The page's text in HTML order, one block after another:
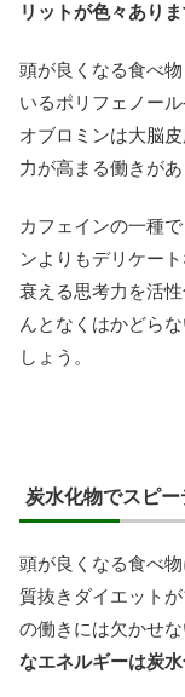
リットが色々ありま
頭が良くなる食べ
いるポリフェノー
オブロミンは大脳
力が高まる働きがあ
カフェインの一種
ンよりもデリケー
衰える思考力を活
んとなくはかどら
しょう。
炭水化物でスピ
頭が良くなる食べ
質抜きダイエット
の働きには欠かせな
なエネルギーは炭